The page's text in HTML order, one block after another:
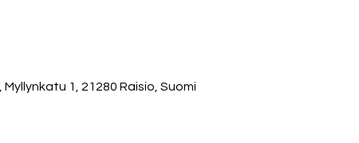
Myllynkatu 1, 21280 Raisio, Suomi